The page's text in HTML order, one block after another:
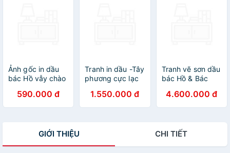
Ảnh gốc in dầu
bác Hồ vẫy chào
590.000 đ
Tranh in dầu -Tây
phương cực lạc
90*130cm
1.550.000 đ
Tranh vẽ sơn dầu
bác Hồ & Bác
4.600.000 đ
GIỚI THIỆU CHI TIẾT